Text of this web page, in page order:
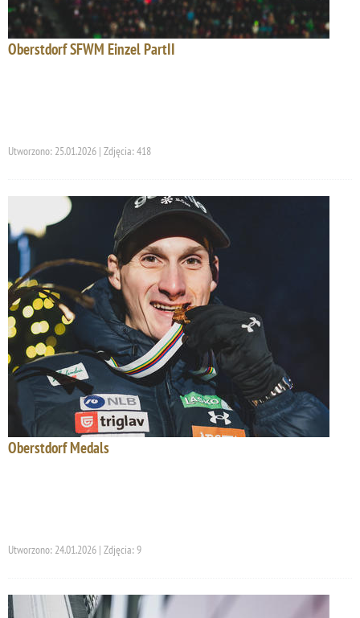
Oberstdorf SFWM Einzel PartII
Utworzono: 25.01.2026 | Zdjęcia: 418
Oberstdorf Medals
Utworzono: 24.01.2026 | Zdjęcia: 9